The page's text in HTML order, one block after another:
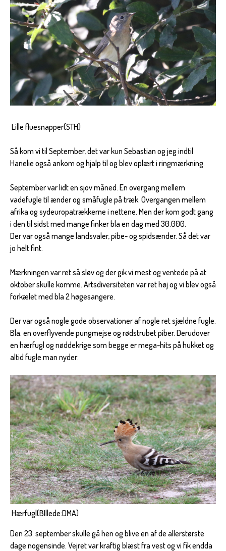
Lille fluesnapper(STH)
Så kom vi til September, det var kun Sebastian og jeg indtil
Hanelie også ankom og hjalp til og blev oplært i ringmærkning.
September var lidt en sjov måned. En overgang mellem
vadefugle til ænder og småfugle på træk. Overgangen mellem
afrika og sydeuropatrækkerne i nettene. Men der kom godt gang
i den til sidst med mange finker bla en dag med 30.000.
Der var også mange landsvaler, pibe- og spidsænder. Så det var
jo helt fint.
Mærkningen var ret så sløv og der gik vi mest og ventede på at
oktober skulle komme. Artsdiversiteten var ret høj og vi blev også
forkælet med bla 2 høgesangere.
Der var også nogle gode observationer af nogle ret sjældne fugle.
Bla. en overflyvende pungmejse og rødstrubet piber. Derudover
en hærfugl og nøddekrige som begge er mega-hits på hukket og
altid fugle man nyder:
Hærfugl(BIllede:DMA)
Den 23. september skulle gå hen og blive en af de allerstørste
dage nogensinde. Vejret var kraftig blæst fra vest og vi fik endda